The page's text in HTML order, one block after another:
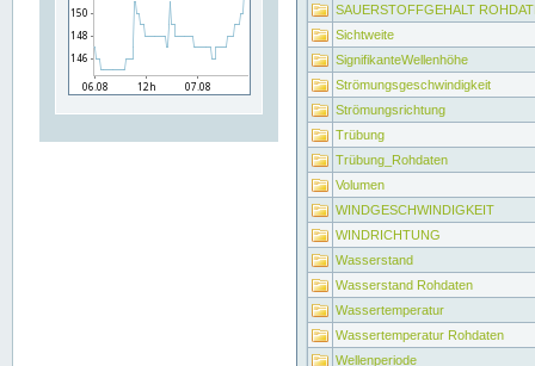
SAUERSTOFFGEHALT
Sichtweite
SignifikanteWellenhöhe
Strömungsgeschwindigkeit
Strömungsrichtung
Trübung
Trübung_Rohdaten
Volumen
WINDGESCHWINDIGKEIT
WINDRICHTUNG
Wasserstand
Wasserstand Rohdaten
Wassertemperatur
Wassertemperatur Rohdaten
Wellenperiode